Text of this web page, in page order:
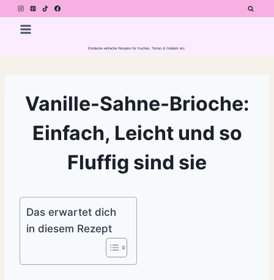
Zum
Inhalt
Entdecke einfache Rezepte für Kuchen, Torten & Gebäck etc.
Vanille-Sahne-Brioche:
Einfach, Leicht und so
Fluffig sind sie
Das erwartet dich
in diesem Rezept